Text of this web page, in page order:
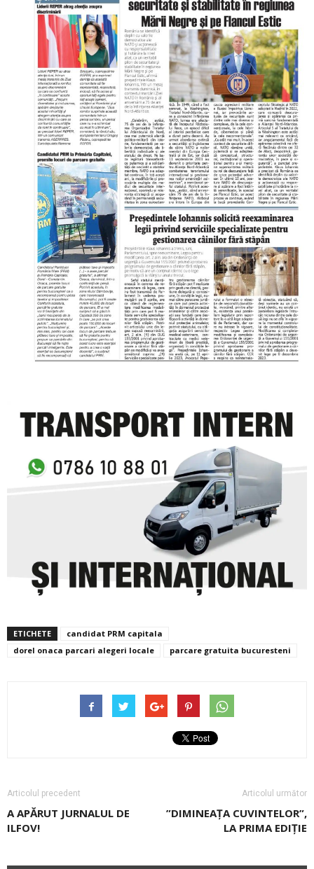
ETICHETE
candidat PRM capitala
dorel onaca parcari alegeri locale
parcare gratuita bucuresteni
Articolul precedent
A APĂRUT JURNALUL DE
ILFOV!
Articolul următor
”DIMINEAŢA CUVINTELOR”,
LA PRIMA EDIŢIE